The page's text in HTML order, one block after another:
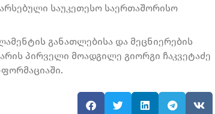
საუკეთესო საერთაშორისო
განათლებისა და მეცნიერების
პირველი მოადგილე გიორგი ჩაკვეტაძე